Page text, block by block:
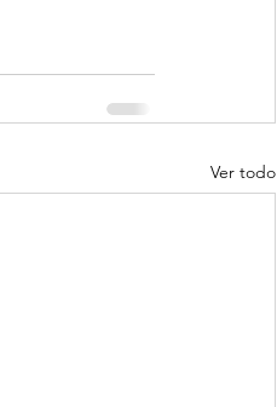
Ver todo